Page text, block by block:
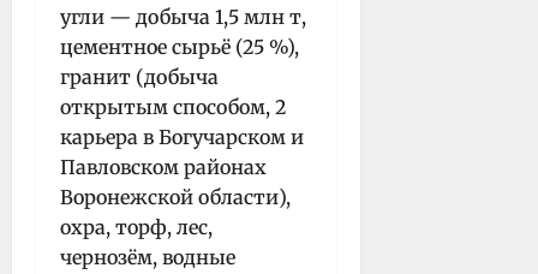
угли — добыча 1,5 млн т,
цементное сырьё (25 %),
гранит (добыча
открытым способом, 2
карьера в Богучарском и
Павловском районах
Воронежской области),
охра, торф, лес,
чернозём, водные